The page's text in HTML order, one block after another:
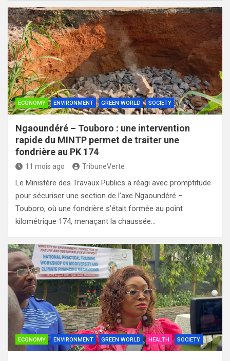
ECONOMY ENVIRONMENT GREEN WORLD SOCIETY
Ngaoundéré – Touboro : une intervention
rapide du MINTP permet de traiter une
fondrière au PK 174
11 mois ago TribuneVerte
Le Ministère des Travaux Publics a réagi avec promptitude
pour sécuriser une section de l’axe Ngaoundéré –
Touboro, où une fondrière s’était formée au point
kilométrique 174, menaçant la chaussée…
ECONOMY ENVIRONMENT GREEN WORLD HEALTH SOCIETY